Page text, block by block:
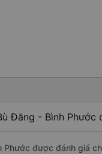
Đăng - Bình Phước
được đánh giá